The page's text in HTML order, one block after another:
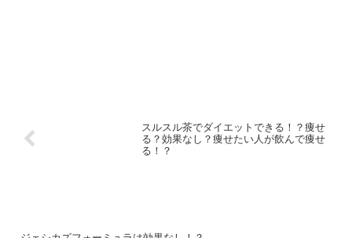
スルスル茶でダイエットできる！？痩せ
る？効果なし？痩せたい人が飲んで痩せ
る！？